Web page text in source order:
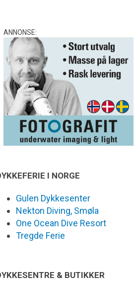
ANNONSE:
I NORGE
Gulen Dykkesenter
Nekton Diving, Smøla
One Ocean Dive Resort
Tregde Ferie
& BUTIKKER